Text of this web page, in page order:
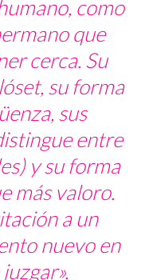
como
que
cerca. Su
su forma
sus
entre
y su forma
más valoro.
a un
nuevo en